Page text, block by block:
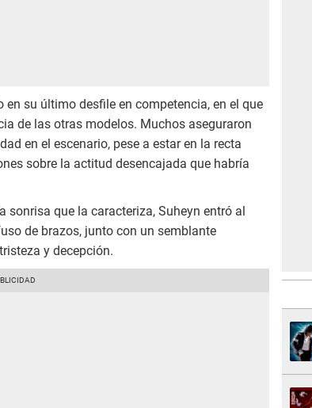
su último desfile en competencia, en el que
de las otras modelos. Muchos aseguraron
en el escenario, pese a estar en la recta
sobre la actitud desencajada que habría
sonrisa que la caracteriza, Suheyn entró al
de brazos, junto con un semblante
y decepción.